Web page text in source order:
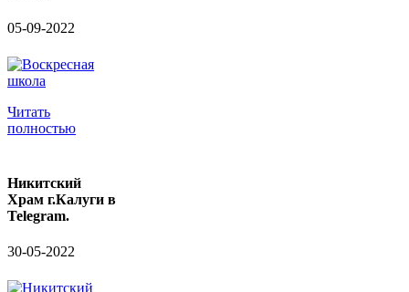
05-09-2022
Читать
полностью
Никитский
Храм г.Калуги в
Telegram.
30-05-2022